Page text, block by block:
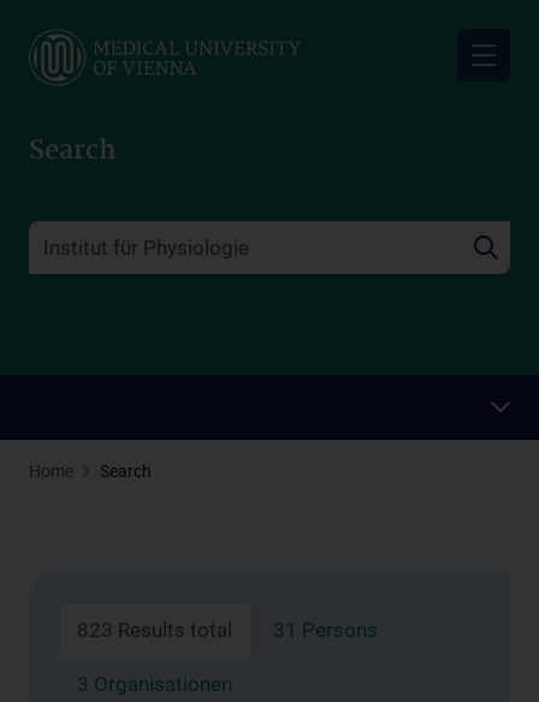
main
Search
Home Search
823 Results total 31 Persons
3 Organisationen